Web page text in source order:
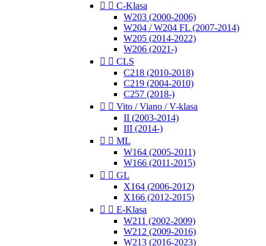
  C-Klasa
W203 (2000-2006)
W204 / W204 FL (2007-2014)
W205 (2014-2022)
W206 (2021-)
  CLS
C218 (2010-2018)
C219 (2004-2010)
C257 (2018-)
  Vito / Viano / V-klasa
II (2003-2014)
III (2014-)
  ML
W164 (2005-2011)
W166 (2011-2015)
  GL
X164 (2006-2012)
X166 (2012-2015)
  E-Klasa
W211 (2002-2009)
W212 (2009-2016)
W213 (2016-2023)